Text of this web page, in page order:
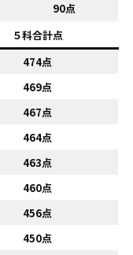
90点
５科合計点
474点
469点
467点
464点
463点
460点
456点
450点